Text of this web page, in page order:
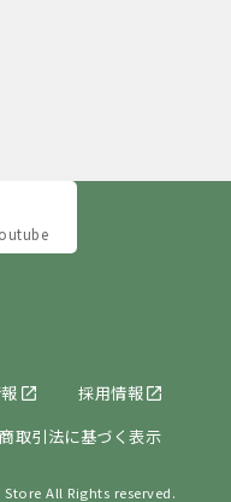
採用情報
取引法に基づく表示
All Rights reserved.